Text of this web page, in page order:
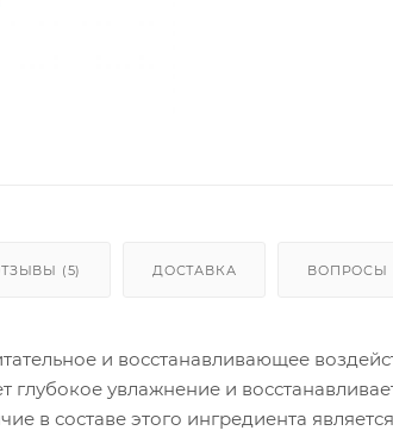
(5) ДОСТАВКА ВОПРОСЫ
и восстанавливающее
увлажнение и
в составе этого ингредиента